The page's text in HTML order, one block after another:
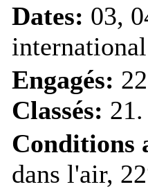
Dates: 03,
Engagés:
Classés: 21.
Conditions
dans l'air,